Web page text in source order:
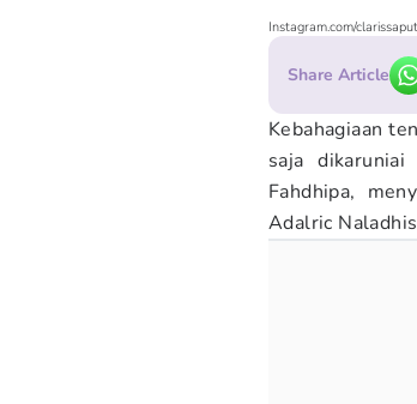
Instagram.com/
Share Article
Kebahagiaan
saja
Fahdhipa,
Adalric